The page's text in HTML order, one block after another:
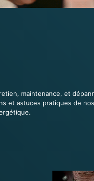
maintenance, et
et astuces pratiques de